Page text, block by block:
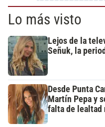
Lo más visto
Lejos de la
Señuk, la
Desde Punta
Martín Pepa y
falta de lealtad